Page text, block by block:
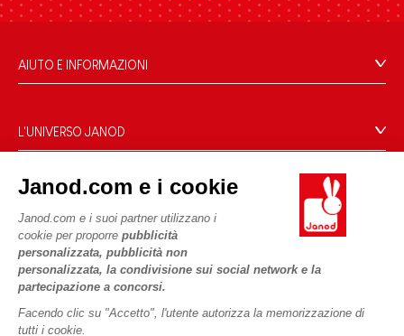
Janod.com e i cookie
Janod.com e i suoi partner utilizzano i
cookie per proporre pubblicità
personalizzata, pubblicità non
personalizzata, la condivisione sui social network e la
partecipazione a concorsi.
Facendo clic su "Accetto", l'utente autorizza la memorizzazione di
tutti i cookie.
AIUTO E INFORMAZIONI
Domande Frequenti
Contatti
Negozi
Termini delle offerte
Dati personali
Cookies
Termini delle offerte
L'UNIVERSO JANOD
Le nostre attività
Impegni di RSI
Cos'è FSC®?
I NOSTRI SERVIZI
Pagamento
Acquista ora, paga dopo
Spedizione
Video
PROFESSIONALE
Contatti stampa
SEGUICI